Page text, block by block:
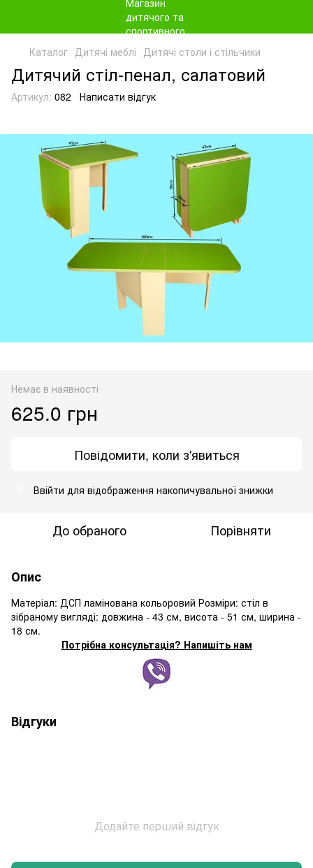
Каталог Дитячі меблі Дитячі столи і стільчики
Дитячий стіл-пенал, салатовий
Артикул: 082 Написати відгук
Немає в наявності
625.0 грн
Повідомити, коли з'явиться
Ввійти для відображення накопичувальної знижки
До обраного Порівняти
Опис
Матеріал: ДСП ламінована кольоровий Розміри: стіл в
зібраному вигляді: довжина - 43 см, висота - 51 см, ширина -
18 см.
Потрібна консультація? Напишіть нам
Відгуки
Додайте перший відгук